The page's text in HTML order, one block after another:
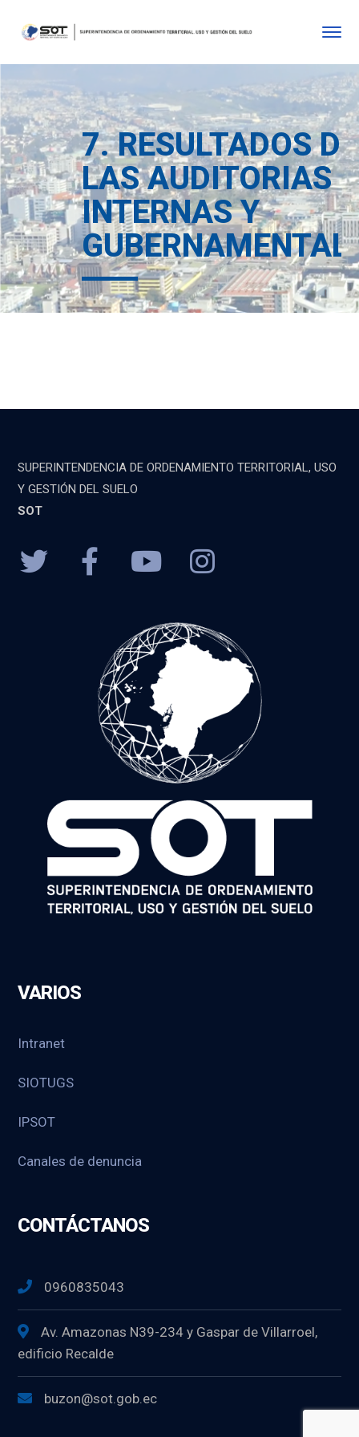
7. RESULTADOS DE
LAS AUDITORIAS
INTERNAS Y
SUPERINTENDENCIA DE ORDENAMIENTO TERRITORIAL, USO
Y GESTIÓN DEL SUELO
SOT
VARIOS
Intranet
SIOTUGS
IPSOT
Canales de denuncia
CONTÁCTANOS
0960835043
Av. Amazonas N39-234 y Gaspar de Villarroel,
edificio Recalde
buzon@sot.gob.ec